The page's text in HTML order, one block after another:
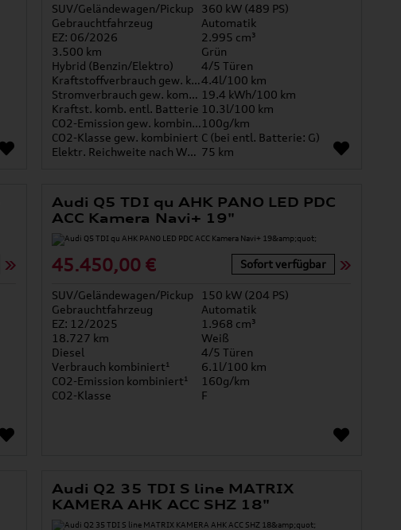
SUV/Geländewagen/Pickup
360 kW (489 PS)
Gebrauchtfahrzeug
Automatik
EZ: 06/2026
2.995 cm³
3.500 km
Grün
Hybrid (Benzin/Elektro)
4/5 Türen
Kraftstoffverbrauch gew. kombiniert4.4l/100 km
Stromverbrauch gew. kombiniert 19.4 kWh/100 km
Kraftst. komb. entl. Batterie 10.3l/100 km
CO2-Emission gew. kombiniert100g/km
CO2-Klasse gew. kombiniert C (bei entl. Batterie: G)
Elektr. Reichweite nach WLTP* 75 km
Audi Q5 TDI qu AHK PANO LED PDC
ACC Kamera Navi+ 19"
45.450,00 € Sofort verfügbar
SUV/Geländewagen/Pickup
150 kW (204 PS)
Gebrauchtfahrzeug
Automatik
EZ: 12/2025
1.968 cm³
18.727 km
Weiß
Diesel
4/5 Türen
Verbrauch kombiniert¹
6.1l/100 km
CO2-Emission kombiniert¹
160g/km
CO2-Klasse
F
Audi Q2 35 TDI S line MATRIX
KAMERA AHK ACC SHZ 18"